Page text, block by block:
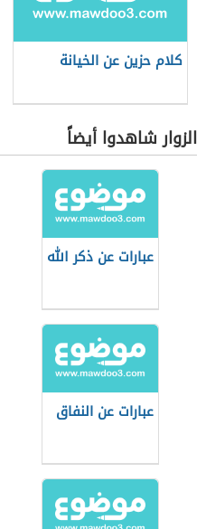
كلام حزين عن الخيانة
الزوار شاهدوا أيضاً
عبارات عن ذكر الله
عبارات عن النفاق